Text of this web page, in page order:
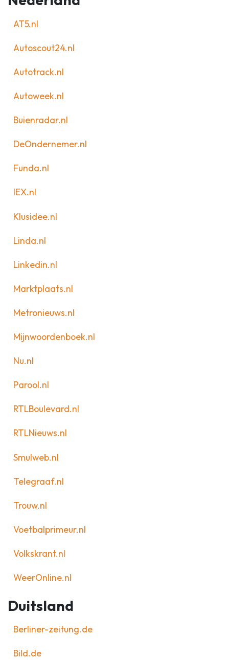
AT5.nl
Autoscout24.nl
Autotrack.nl
Autoweek.nl
Buienradar.nl
DeOndernemer.nl
Funda.nl
IEX.nl
Klusidee.nl
Linda.nl
Linkedin.nl
Marktplaats.nl
Metronieuws.nl
Mijnwoordenboek.nl
Nu.nl
Parool.nl
RTLBoulevard.nl
RTLNieuws.nl
Smulweb.nl
Telegraaf.nl
Trouw.nl
Voetbalprimeur.nl
Volkskrant.nl
WeerOnline.nl
Duitsland
Berliner-zeitung.de
Bild.de